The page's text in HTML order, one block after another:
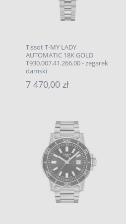
Tissot T-MY LADY
AUTOMATIC 18K GOLD
T930.007.41.266.00 - zegarek
damski
7 470,00 zł